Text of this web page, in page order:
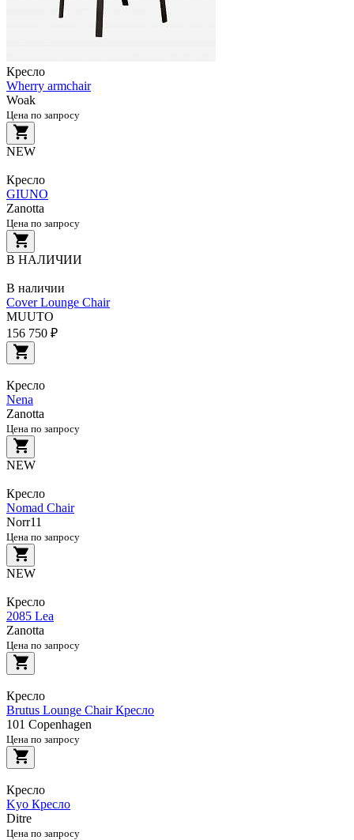
Кресло
Wherry armchair
Woak
Цена по запросу
NEW
Кресло
GIUNO
Zanotta
Цена по запросу
В НАЛИЧИИ
В наличии
Cover Lounge Chair
MUUTO
156 750 ₽
Кресло
Nena
Zanotta
Цена по запросу
NEW
Кресло
Nomad Chair
Norr11
Цена по запросу
NEW
Кресло
2085 Lea
Zanotta
Цена по запросу
Кресло
Brutus Lounge Chair Кресло
101 Copenhagen
Цена по запросу
Кресло
Kyo Кресло
Ditre
Цена по запросу